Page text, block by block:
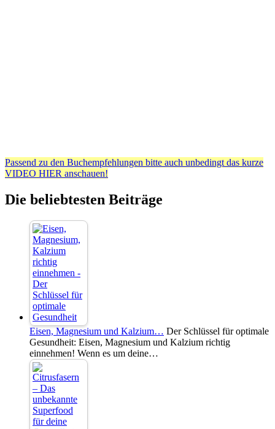
Passend zu den Buchempfehlungen bitte auch unbedingt das kurze
VIDEO HIER anschauen!
Die beliebtesten Beiträge
Eisen, Magnesium und Kalzium… Der Schlüssel für optimale
Gesundheit: Eisen, Magnesium und Kalzium richtig
einnehmen! Wenn es um deine…